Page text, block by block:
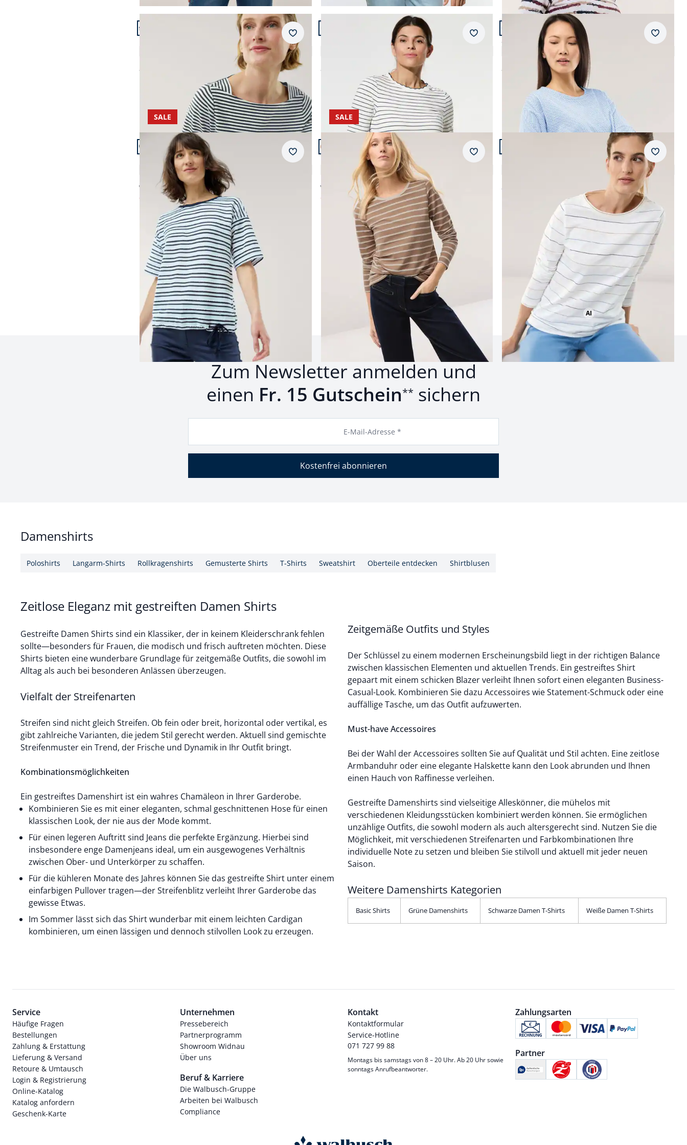
Artikel 7 von 12.
Baumwollshirt Ripp Ringel
ab
Merkzettel
Artikel 8 von 12.
Ringelshirt Wellenband
4,9 (16)
ab
Merkzettel
Artikel 9 von 12.
Streifenshirt Seersucker
4,8 (10)
ab Fr. 99,99
Artikel 10 von 12.
SALE
Blousonshirt Wellenreiter
4,8 (5)
ab Fr. 99,99
ab Fr. 69,99 (-30%)
Merkzettel
Artikel 11 von 12.
SALE
Baumwollshirt Ringelstruktur
4,7 (9)
ab Fr. 99,99
ab Fr. 49,99 (-50%)
Merkzettel
Artikel 12 von 12.
ab
Seite 1 geladen. Zeige Produkte 1 bis 12 von 12.
AI Bild mit Hilfe von KI erstellt
Zum Newsletter anmelden und
einen Fr. 15 Gutschein** sichern
E-Mail-Adresse *
Kostenfrei abonnieren
Damenshirts
Poloshirts Langarm-Shirts Rollkragenshirts Gemusterte Shirts T-Shirts Sweatshirt Oberteile entdecken Shirtblusen
Zeitlose Eleganz mit gestreiften Damen Shirts
Gestreifte Damen Shirts sind ein Klassiker, der in keinem Kleiderschrank fehlen
sollte—besonders für Frauen, die modisch und frisch auftreten möchten. Diese
Shirts bieten eine wunderbare Grundlage für zeitgemäße Outfits, die sowohl im
Alltag als auch bei besonderen Anlässen überzeugen.
Vielfalt der Streifenarten
Streifen sind nicht gleich Streifen. Ob fein oder breit, horizontal oder vertikal, es
gibt zahlreiche Varianten, die jedem Stil gerecht werden. Aktuell sind gemischte
Streifenmuster ein Trend, der Frische und Dynamik in Ihr Outfit bringt.
Kombinationsmöglichkeiten
Ein gestreiftes Damenshirt ist ein wahres Chamäleon in Ihrer Garderobe.
Kombinieren Sie es mit einer eleganten, schmal geschnittenen Hose für einen
klassischen Look, der nie aus der Mode kommt.
Für einen legeren Auftritt sind Jeans die perfekte Ergänzung. Hierbei sind
insbesondere enge Damenjeans ideal, um ein ausgewogenes Verhältnis
zwischen Ober- und Unterkörper zu schaffen.
Für die kühleren Monate des Jahres können Sie das gestreifte Shirt unter einem
einfarbigen Pullover tragen—der Streifenblitz verleiht Ihrer Garderobe das
gewisse Etwas.
Im Sommer lässt sich das Shirt wunderbar mit einem leichten Cardigan
kombinieren, um einen lässigen und dennoch stilvollen Look zu erzeugen.
Zeitgemäße Outfits und Styles
Der Schlüssel zu einem modernen Erscheinungsbild liegt in der richtigen Balance
zwischen klassischen Elementen und aktuellen Trends. Ein gestreiftes Shirt
gepaart mit einem schicken Blazer verleiht Ihnen sofort einen eleganten Business-
Casual-Look. Kombinieren Sie dazu Accessoires wie Statement-Schmuck oder eine
auffällige Tasche, um das Outfit aufzuwerten.
Must-have Accessoires
Bei der Wahl der Accessoires sollten Sie auf Qualität und Stil achten. Eine zeitlose
Armbanduhr oder eine elegante Halskette kann den Look abrunden und Ihnen
einen Hauch von Raffinesse verleihen.
Gestreifte Damenshirts sind vielseitige Alleskönner, die mühelos mit
verschiedenen Kleidungsstücken kombiniert werden können. Sie ermöglichen
unzählige Outfits, die sowohl modern als auch altersgerecht sind. Nutzen Sie die
Möglichkeit, mit verschiedenen Streifenarten und Farbkombinationen Ihre
individuelle Note zu setzen und bleiben Sie stilvoll und aktuell mit jeder neuen
Saison.
Weitere Damenshirts Kategorien
Basic Shirts Grüne Damenshirts Schwarze Damen T-Shirts Weiße Damen T-Shirts
Service
Häufige Fragen
Bestellungen
Zahlung & Erstattung
Lieferung & Versand
Retoure & Umtausch
Login & Registrierung
Online-Katalog
Katalog anfordern
Geschenk-Karte
Unternehmen
Pressebereich
Partnerprogramm
Showroom Widnau
Über uns
Beruf & Karriere
Die Walbusch-Gruppe
Arbeiten bei Walbusch
Compliance
Kontakt
Kontaktformular
Service-Hotline
071 727 99 88
Montags bis samstags von 8 – 20 Uhr. Ab 20 Uhr sowie
sonntags Anrufbeantworter.
Zahlungsarten
Partner